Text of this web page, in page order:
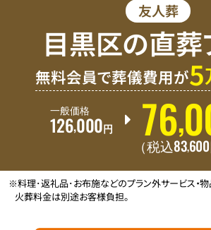
友人葬
目黒区の直葬
無料会員で葬儀費用が5
一般価格
126,000 円 76,
（税込83,600
※料理･返礼品･お布施などのプラン外サービス・物
火葬料金は別途お客様負担。